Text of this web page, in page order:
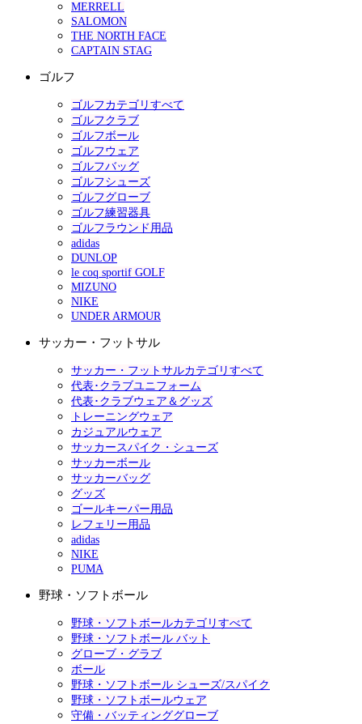
MERRELL
SALOMON
THE NORTH FACE
CAPTAIN STAG
ゴルフ
ゴルフカテゴリすべて
ゴルフクラブ
ゴルフボール
ゴルフウェア
ゴルフバッグ
ゴルフシューズ
ゴルフグローブ
ゴルフ練習器具
ゴルフラウンド用品
adidas
DUNLOP
le coq sportif GOLF
MIZUNO
NIKE
UNDER ARMOUR
サッカー・フットサル
サッカー・フットサルカテゴリすべて
代表･クラブユニフォーム
代表･クラブウェア＆グッズ
トレーニングウェア
カジュアルウェア
サッカースパイク・シューズ
サッカーボール
サッカーバッグ
グッズ
ゴールキーパー用品
レフェリー用品
adidas
NIKE
PUMA
野球・ソフトボール
野球・ソフトボールカテゴリすべて
野球・ソフトボール バット
グローブ・グラブ
ボール
野球・ソフトボール シューズ/スパイク
野球・ソフトボールウェア
守備・バッティンググローブ